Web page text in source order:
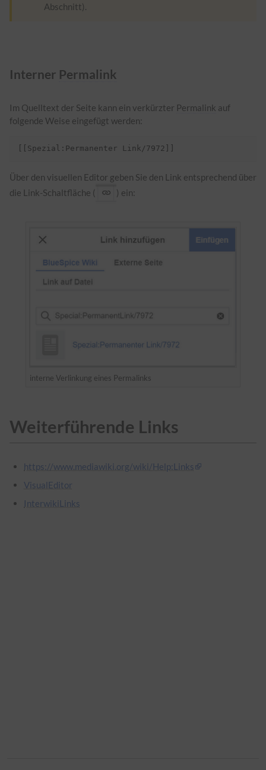
Abschnitt).
Interner Permalink
Im Quelltext der Seite kann ein verkürzter Permalink auf
folgende Weise eingefügt werden:
Über den visuellen Editor geben Sie den Link entsprechend über
die Link-Schaltfläche (
) ein:
interne Verlinkung eines Permalinks
Weiterführende Links
https://www.mediawiki.org/wiki/Help:Links
VisualEditor
InterwikiLinks